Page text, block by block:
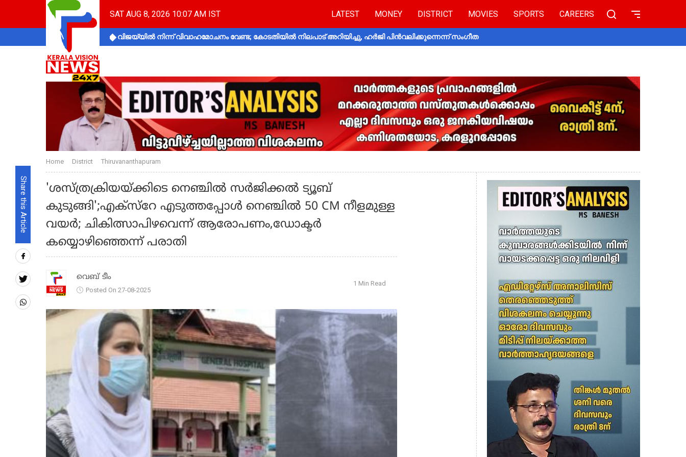
SAT AUG 8, 2026 10:07 AM IST LATEST MONEY DISTRICT MOVIES SPORTS CAREERS
വിജയ്‌യിൽ നിന്ന് വിവാഹമോചനം വേണ്ട; കോടതിയിൽ നിലപാട് അറിയിച്ചു, ഹർജി പിൻവലിക്കുന്നെന്ന് സംഗീത
Share this Article
Home District Thiruvananthapuram
'ശസ്ത്രക്രിയയ്ക്കിടെ നെഞ്ചിൽ സർജിക്കൽ ട്യൂബ്
കുടുങ്ങി';എക്സ്റേ എടുത്തപ്പോൾ നെഞ്ചിൽ 50 CM നീളമുള്ള
വയർ; ചികിത്സാപിഴവെന്ന് ആരോപണം,ഡോക്ടർ
കയ്യൊഴിഞ്ഞെന്ന് പരാതി
വെബ് ടീം
Posted On 27-08-2025
1 Min Read